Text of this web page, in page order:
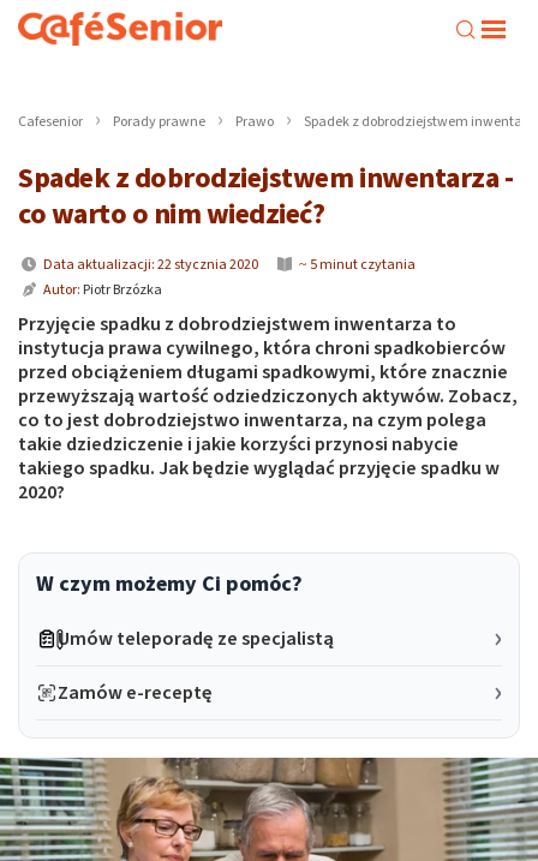
Cafesenior Porady prawne Prawo Spadek z dobrodziejstwem
Spadek z dobrodziejstwem inwentarza -
co warto o nim wiedzieć?
Data aktualizacji: 22 stycznia 2020
~ 5 minut czytania
Autor: Piotr Brzózka
Przyjęcie spadku z dobrodziejstwem inwentarza to
instytucja prawa cywilnego, która chroni spadkobierców
przed obciążeniem długami spadkowymi, które znacznie
przewyższają wartość odziedziczonych aktywów. Zobacz,
co to jest dobrodziejstwo inwentarza, na czym polega
takie dziedziczenie i jakie korzyści przynosi nabycie
takiego spadku. Jak będzie wyglądać przyjęcie spadku w
2020?
W czym możemy Ci pomóc?
Umów teleporadę ze specjalistą
Zamów e-receptę